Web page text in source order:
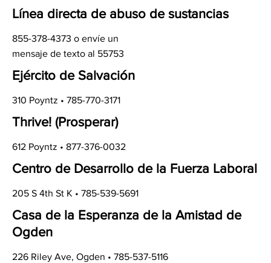
Línea directa de abuso de sustancias
855-378-4373 o envíe un
mensaje de texto al 55753
Ejército de Salvación
310 Poyntz • 785-770-3171
Thrive! (Prosperar)
612 Poyntz • 877-376-0032
Centro de Desarrollo de la Fuerza Laboral
205 S 4th St K • 785-539-5691
Casa de la Esperanza de la Amistad de
Ogden
226 Riley Ave, Ogden • 785-537-5116